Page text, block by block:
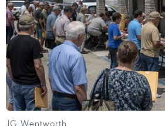
#Hưng Yên #tiêu chuẩn VietGAP
Hưng Yên
JG Wentworth